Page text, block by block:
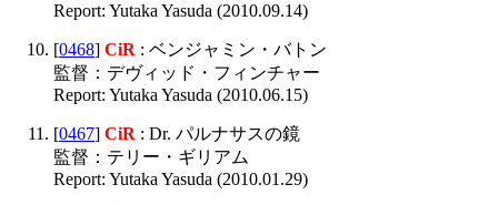
Report: Yutaka Yasuda (2010.09.14)
[0468] CiR : ベンジャミン・バトン
監督：デヴィッド・フィンチャー
Report: Yutaka Yasuda (2010.06.15)
[0467] CiR : Dr. パルナサスの鏡
監督：テリー・ギリアム
Report: Yutaka Yasuda (2010.01.29)